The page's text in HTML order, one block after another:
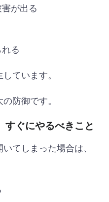
が出る
る
ています。
防御です。
すぐにやるべきこと
てしまった場合は、